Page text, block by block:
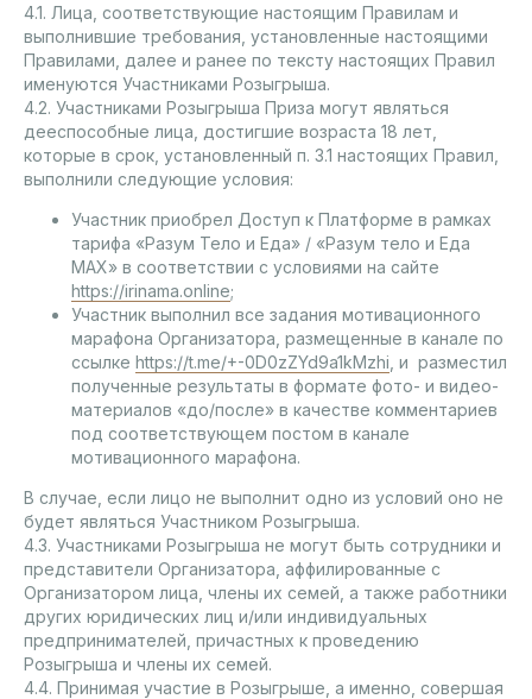
4.1. Лица, соответствующие настоящим Правилам и
выполнившие требования, установленные настоящими
Правилами, далее и ранее по тексту настоящих Правил
именуются Участниками Розыгрыша.
4.2. Участниками Розыгрыша Приза могут являться
дееспособные лица, достигшие возраста 18 лет,
которые в срок, установленный п. 3.1 настоящих Правил,
выполнили следующие условия:
Участник приобрел Доступ к Платформе в рамках
тарифа «Разум Тело и Еда» / «Разум тело и Еда
МАХ» в соответствии с условиями на сайте
https://irinama.online;
Участник выполнил все задания мотивационного
марафона Организатора, размещенные в канале по
ссылке https://t.me/+-0D0zZYd9a1kMzhi , и разместил
полученные результаты в формате фото- и видео-
материалов «до/после» в качестве комментариев
под соответствующем постом в канале
мотивационного марафона.
В случае, если лицо не выполнит одно из условий оно не
будет являться Участником Розыгрыша.
4.3. Участниками Розыгрыша не могут быть сотрудники и
представители Организатора, аффилированные с
Организатором лица, члены их семей, а также работники
других юридических лиц и/или индивидуальных
предпринимателей, причастных к проведению
Розыгрыша и члены их семей.
4.4. Принимая участие в Розыгрыше, а именно, совершая